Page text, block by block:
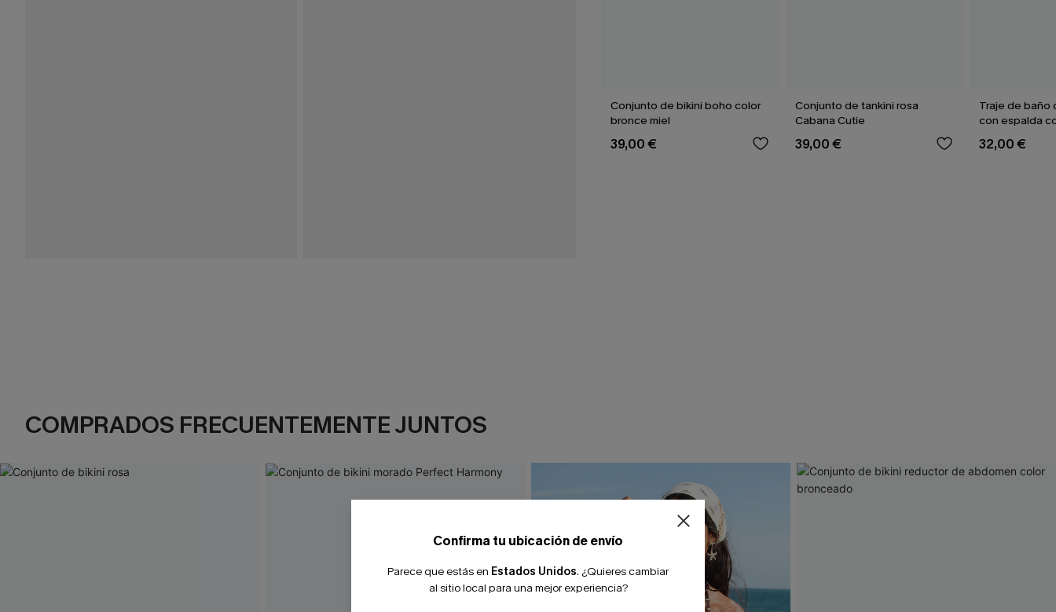
Conjunto de bikini boho color
bronce miel
39,00 €
Conjunto de tankini rosa
Cabana Cutie
39,00 €
Traje de baño
con espalda
aleteo floral
32,00 €
COMPRADOS FRECUENTEMENTE JUNTOS
Confirma tu ubicación de envío
Parece que estás en Estados Unidos. ¿Quieres cambiar
al sitio local para una mejor experiencia?
-10% extra sin compra mínima